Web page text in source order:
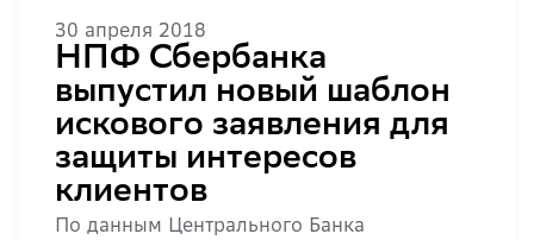
30 апреля 2018
НПФ Сбербанка
выпустил новый шаблон
искового заявления для
защиты интересов
клиентов
По данным Центрального Банка